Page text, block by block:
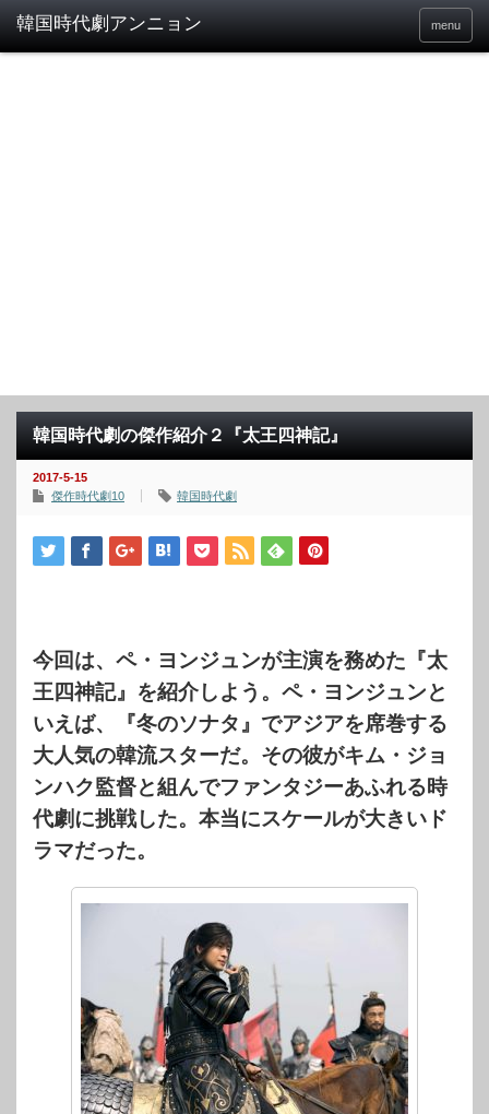
menu
韓国時代劇の傑作紹介２『太王四神記』
2017-5-15
傑作時代劇10
韓国時代劇
今回は、ペ・ヨンジュンが主演を務めた『太
王四神記』を紹介しよう。ペ・ヨンジュンと
いえば、『冬のソナタ』でアジアを席巻する
大人気の韓流スターだ。その彼がキム・ジョ
ンハク監督と組んでファンタジーあふれる時
代劇に挑戦した。本当にスケールが大きいド
ラマだった。